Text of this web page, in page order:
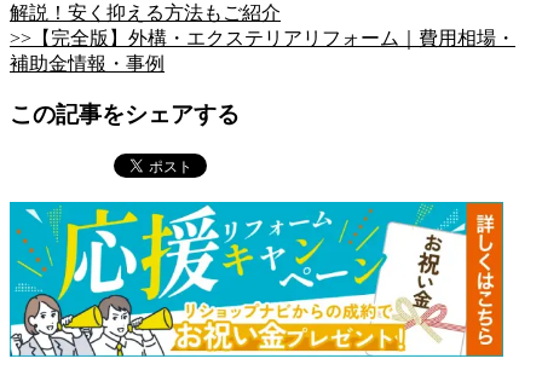
解説！安く抑える方法もご紹介
>>【完全版】外構・エクステリアリフォーム｜費用相場・
補助金情報・事例
この記事をシェアする